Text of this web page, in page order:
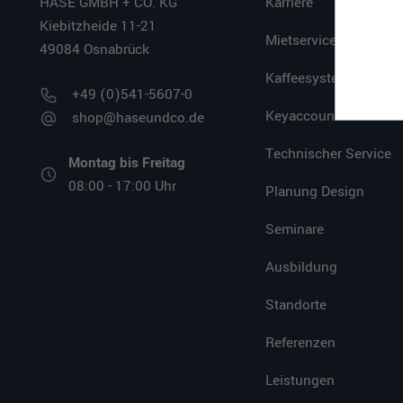
Kiebitzheide 11-21
49084 Osnabrück
+49 (0)541-5607-0
shop@haseundco.de
Montag bis Freitag
08:00 - 17:00 Uhr
Mietservice
Kaffeesystem
Keyaccount
Technischer Service
Planung Design
Seminare
Ausbildung
Standorte
Referenzen
Leistungen